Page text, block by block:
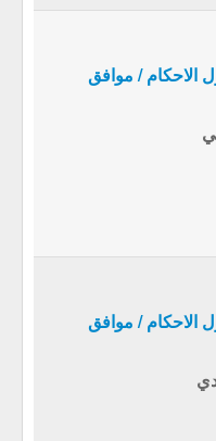
الاحكام / موافق
الاحكام / موافق